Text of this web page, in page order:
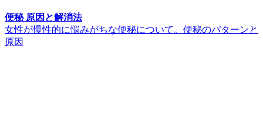
便秘 原因と解消法
女性が慢性的に悩みがちな便秘について。便秘のパターンと
原因